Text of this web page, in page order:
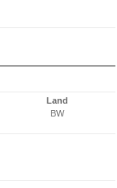
Land
BW